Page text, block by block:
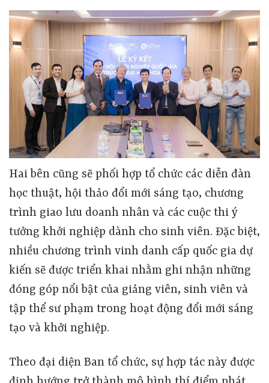
Hai bên cũng sẽ phối hợp tổ chức các diễn đàn
học thuật, hội thảo đổi mới sáng tạo, chương
trình giao lưu doanh nhân và các cuộc thi ý
tưởng khởi nghiệp dành cho sinh viên. Đặc biệt,
nhiều chương trình vinh danh cấp quốc gia dự
kiến sẽ được triển khai nhằm ghi nhận những
đóng góp nổi bật của giảng viên, sinh viên và
tập thể sư phạm trong hoạt động đổi mới sáng
tạo và khởi nghiệp.
Theo đại diện Ban tổ chức, sự hợp tác này được